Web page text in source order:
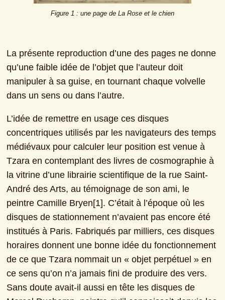
Figure 1 : une page de La Rose et le chien
La présente reproduction d’une des pages ne donne
qu’une faible idée de l’objet que l’auteur doit
manipuler à sa guise, en tournant chaque volvelle
dans un sens ou dans l’autre.
L’idée de remettre en usage ces disques
concentriques utilisés par les navigateurs des temps
médiévaux pour calculer leur position est venue à
Tzara en contemplant des livres de cosmographie à
la vitrine d’une librairie scientifique de la rue Saint-
André des Arts, au témoignage de son ami, le
peintre Camille Bryen[1]. C’était à l’époque où les
disques de stationnement n’avaient pas encore été
institués à Paris. Fabriqués par milliers, ces disques
horaires donnent une bonne idée du fonctionnement
de ce que Tzara nommait un « objet perpétuel » en
ce sens qu’on n’a jamais fini de produire des vers.
Sans doute avait-il aussi en tête les disques de